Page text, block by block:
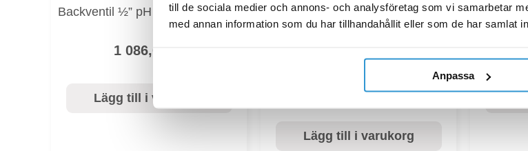
till de sociala medier och annons- och analysföretag som vi samarbetar
med annan information som du har tillhandahållit eller som de har samlat
Anpassa
Backventil ½” pH Link / Dual Link
1 086,00
Lägg till i varukorg
PHE­pH Expert
Vätskeinjektorslang i polyetylen
328,00kr
Lägg till i varukorg